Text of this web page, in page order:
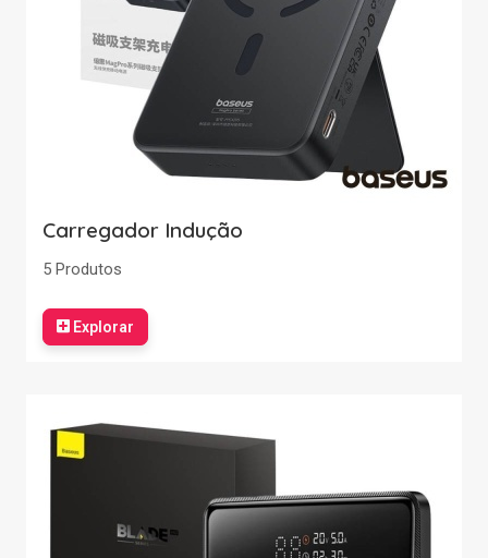
Carregador Indução
5 Produtos
Explorar